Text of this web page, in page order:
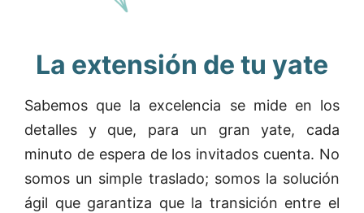
La extensión de tu yate
Sabemos que la excelencia se mide en los
detalles y que, para un gran yate, cada
minuto de espera de los invitados cuenta. No
somos un simple traslado; somos la solución
ágil que garantiza que la transición entre el